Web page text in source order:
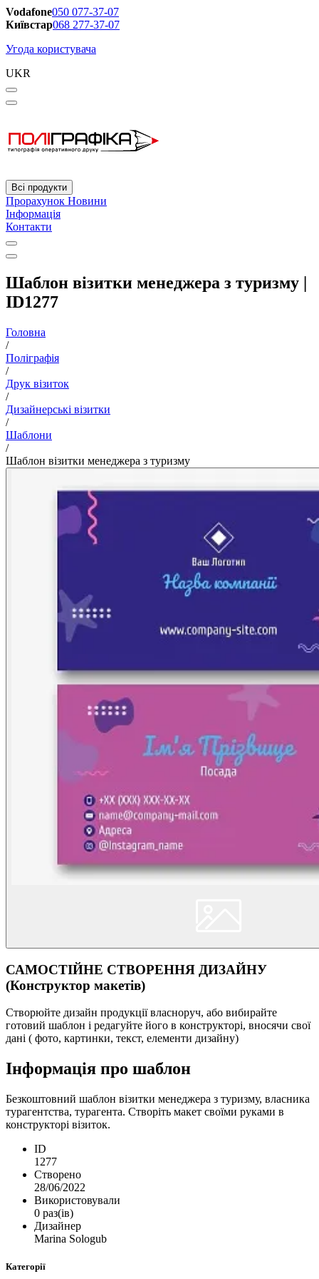
Vodafone050 077-37-07
Київстар068 277-37-07
Угода користувача
UKR
Всі продукти
Прорахунок Новини
Інформація
Контакти
Шаблон візитки менеджера з туризму |
ID1277
Головна
/
Поліграфія
/
Друк візиток
/
Дизайнерські візитки
/
Шаблони
/
Шаблон візитки менеджера з туризму
САМОСТІЙНЕ СТВОРЕННЯ ДИЗАЙНУ
(Конструктор макетів)
Створюйте дизайн продукції власноруч, або вибирайте
готовий шаблон і редагуйте його в конструкторі, вносячи свої
дані ( фото, картинки, текст, елементи дизайну)
Інформація про шаблон
Безкоштовний шаблон візитки менеджера з туризму, власника
турагентства, турагента. Створіть макет своїми руками в
конструкторі візиток.
ID
1277
Створено
28/06/2022
Використовували
0 раз(ів)
Дизайнер
Marina Sologub
Категорії